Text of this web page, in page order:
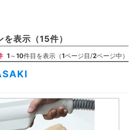
を表示 （15件）
1～10件目を表示（1ページ目/2ページ中）